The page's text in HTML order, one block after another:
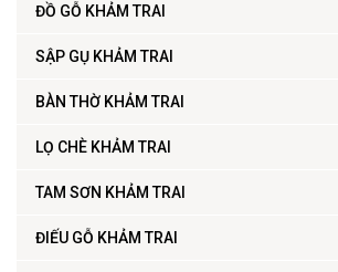
ĐỒ GỖ KHẢM TRAI
SẬP GỤ KHẢM TRAI
BÀN THỜ KHẢM TRAI
LỌ CHÈ KHẢM TRAI
TAM SƠN KHẢM TRAI
ĐIẾU GỖ KHẢM TRAI